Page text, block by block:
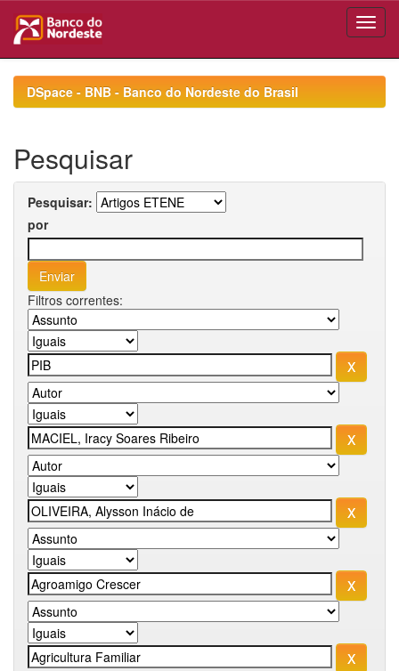
navigationDSpace - BNB - Banco do Nordeste do Brasil
Pesquisar
Pesquisar:
por
Filtros correntes: